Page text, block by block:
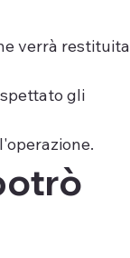
verrà restituita
gli